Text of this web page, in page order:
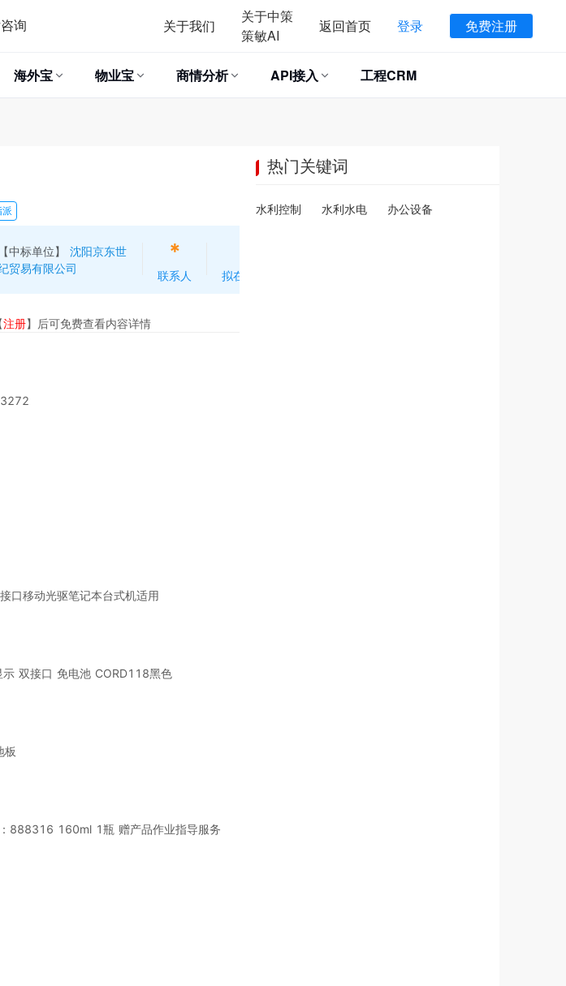
询 关于我们
关于中策
策敏AI
返回首页 登录 免费注册
海外宝 物业宝 商情分析 API接入 工程CRM
派
【中标单位】
沈阳京东世
贸易有限公司
*
联系人 拟在建项目
注册】后可免费查看内容详情
口移动光驱笔记本台式机适用
双接口 免电池 CORD118黑色
板
888316 160ml 1瓶 赠产品作业指导服务
热门关键词
水利控制 水利水电 办公设备